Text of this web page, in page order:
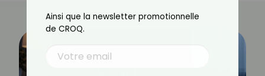
Ainsi que la newsletter promotionnelle
de CROQ.